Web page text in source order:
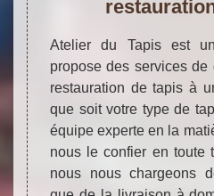
Atelier du Tapis est
propose des services
restauration de tapis à
que soit votre type de
équipe experte en la
nous le confier en toute
nous nous chargeons